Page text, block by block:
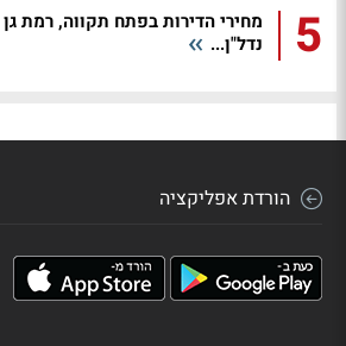
5
מחירי הדירות בפתח תקווה, רמת
נדל"ן...
הורדת אפליקציה